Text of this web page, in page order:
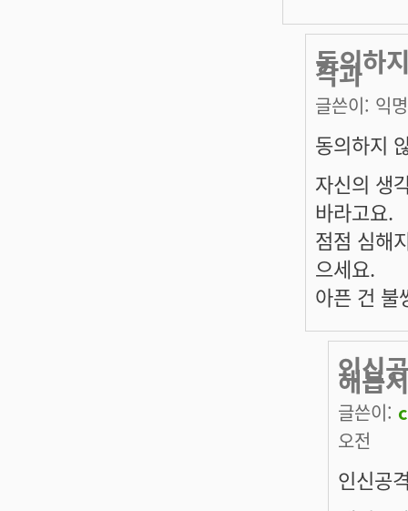
동의하
각과
글쓴이: 익
동의하지
자신의 생
바라고요.
점점 심해
으세요.
아픈 건 불
인신
해봅
글쓴이:
오전
인신공